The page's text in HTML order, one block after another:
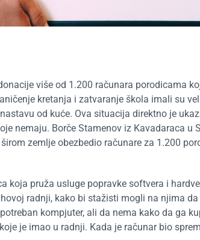
više od 1.200 računara porodicama
kretanja i zatvaranje škola imali su
od kuće. Ova situacija direktno je
nemaju. Borče Stamenov iz Kavadaraca u
zemlje obezbedio računare za 1.200
koja pruža usluge popravke softvera i
radnji, kako bi stažisti mogli na njima
kompjuter, ali da nema kako da ga
je imao u radnji. Kada je računar bio